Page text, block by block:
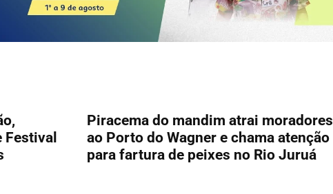
Piracema do mandim atrai moradores
ao Porto do Wagner e chama atenção
para fartura de peixes no Rio Juruá